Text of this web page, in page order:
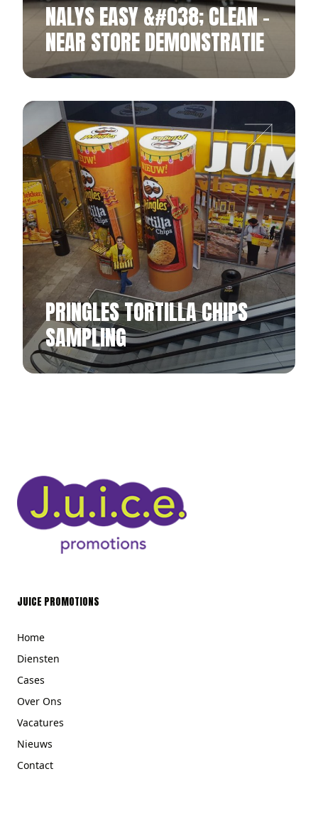
NALYS EASY &#038; CLEAN –
NEAR STORE DEMONSTRATIE
PRINGLES TORTILLA CHIPS
SAMPLING
JUICE PROMOTIONS
Home
Diensten
Cases
Over Ons
Vacatures
Nieuws
Contact